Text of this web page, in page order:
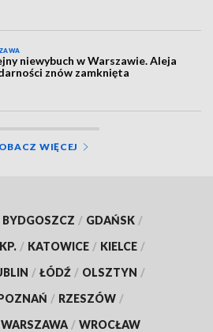
niewybuch w Warszawie. Aleja
znów zamknięta
WIĘCEJ
BYDGOSZCZ / GDAŃSK /
/ KATOWICE / KIELCE /
/ ŁÓDŹ / OLSZTYN /
/ RZESZÓW /
WARSZAWA / WROCŁAW